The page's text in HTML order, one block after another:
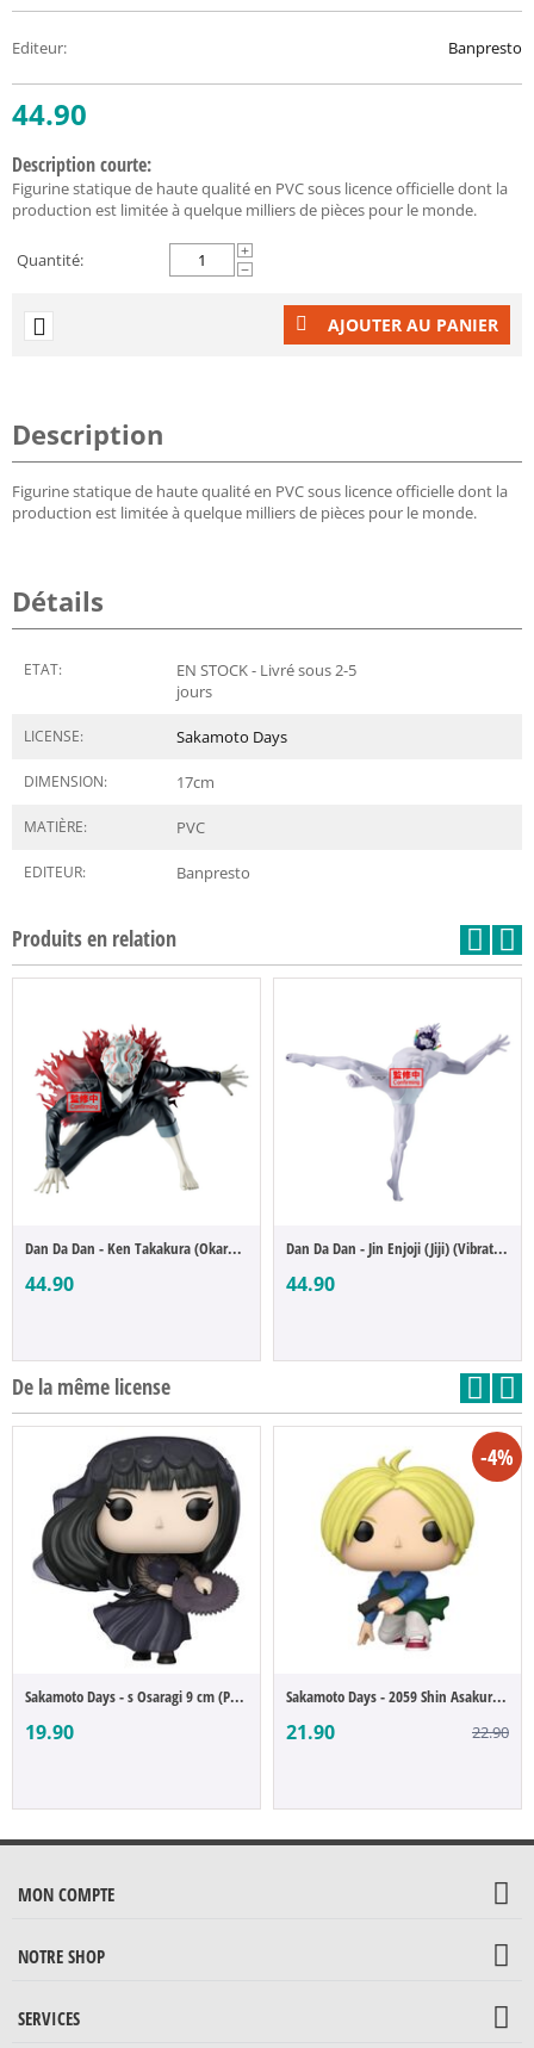
Editeur: Banpresto
44.90
Description courte:
Figurine statique de haute qualité en PVC sous licence officielle dont la
production est limitée à quelque milliers de pièces pour le monde.
Quantité:
+
−
AJOUTER AU PANIER
Description
Figurine statique de haute qualité en PVC sous licence officielle dont la
production est limitée à quelque milliers de pièces pour le monde.
Détails
ETAT:
EN STOCK - Livré sous 2-5
jours
LICENSE: Sakamoto Days
DIMENSION: 17cm
MATIÈRE: PVC
EDITEUR: Banpresto
Produits en relation
Dan Da Dan - Ken Takakura (Okarun) (Vibra...
44.90
Dan Da Dan - Jin Enjoji (Jiji) (Vibration...
44.90
De la même license
Sakamoto Days - s Osaragi 9 cm (POP Figure)
19.90
-4%
Sakamoto Days - 2059 Shin Asakura (POP Fi...
21.90 22.90
MON COMPTE
NOTRE SHOP
SERVICES